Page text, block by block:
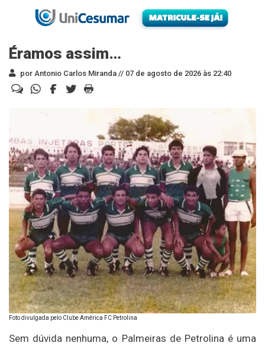
Éramos assim…
por Antonio Carlos Miranda // 07 de agosto de 2026 às 22:40
Foto divulgada pelo Clube América FC Petrolina
Sem dúvida nenhuma, o Palmeiras de Petrolina é uma